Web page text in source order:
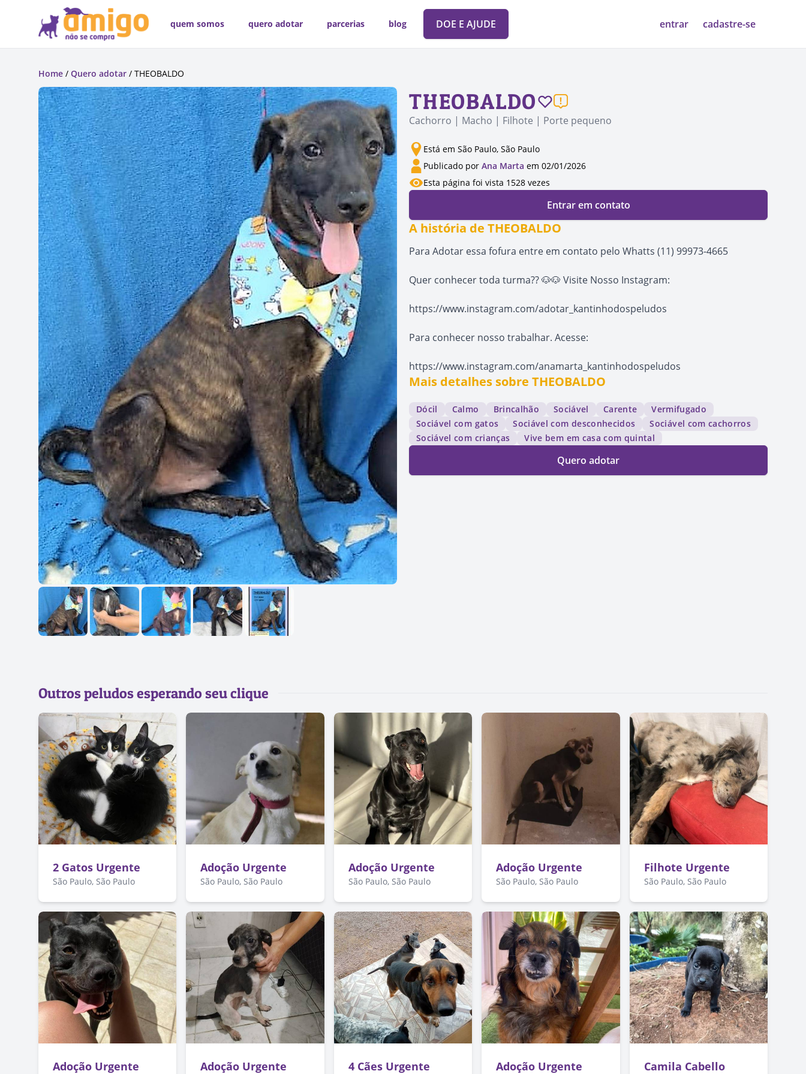
quem somos quero adotar parcerias blog DOE E AJUDE entrar cadastre-se
Home / Quero adotar / THEOBALDO
THEOBALDO
Cachorro | Macho | Filhote | Porte pequeno
Está em São Paulo, São Paulo
Publicado por Ana Marta em 02/01/2026
Esta página foi vista 1528 vezes
Entrar em contato
A história de THEOBALDO
Para Adotar essa fofura entre em contato pelo Whatts (11) 99973-4665
Quer conhecer toda turma?? 🐶🐶 Visite Nosso Instagram:
https://www.instagram.com/adotar_kantinhodospeludos
Para conhecer nosso trabalhar. Acesse:
https://www.instagram.com/anamarta_kantinhodospeludos
Mais detalhes sobre THEOBALDO
Dócil Calmo Brincalhão Sociável Carente
Vermifugado
Sociável com gatos
Sociável com desconhecidos
Sociável com cachorros
Sociável com crianças
Vive bem em casa com quintal
Quero adotar
Outros peludos esperando seu clique
2 Gatos Urgente
São Paulo, São Paulo
Adoção Urgente
São Paulo, São Paulo
Adoção Urgente
São Paulo, São Paulo
Adoção Urgente
São Paulo, São Paulo
Filhote Urgente
São Paulo, São Paulo
Adoção Urgente Adoção Urgente 4 Cães Urgente Adoção Urgente Camila Cabello